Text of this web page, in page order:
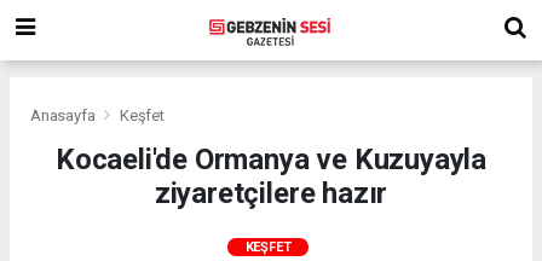
Anasayfa Keşfet
Kocaeli'de Ormanya ve Kuzuyayla
ziyaretçilere hazır
KEŞFET